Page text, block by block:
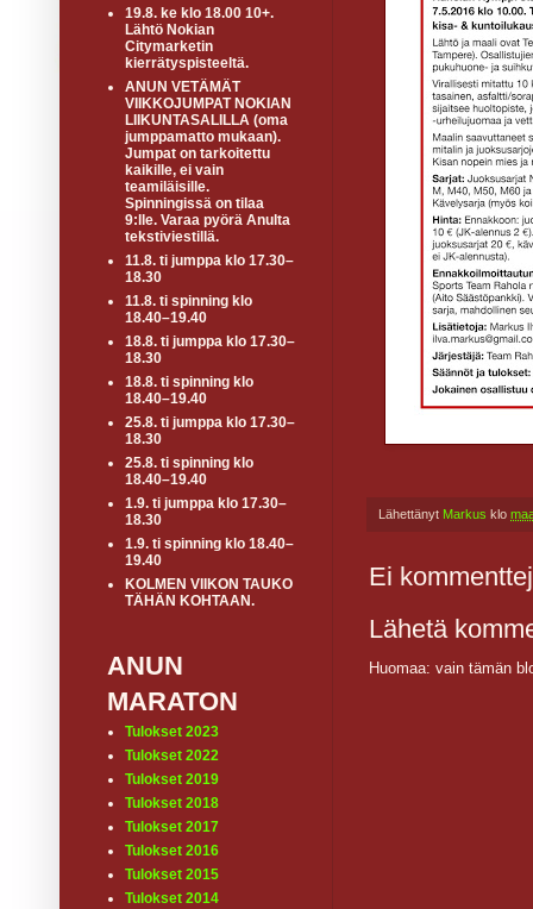
Lähettänyt Markus klo
Ei
Lähetä
Huomaa: vain tämän
19.8. ke klo 18.00 10+.
Lähtö Nokian
Citymarketin
kierrätyspisteeltä.
ANUN VETÄMÄT
VIIKKOJUMPAT NOKIAN
LIIKUNTASALILLA (oma
jumppamatto mukaan).
Jumpat on tarkoitettu
kaikille, ei vain
teamiläisille.
Spinningissä on tilaa
9:lle. Varaa pyörä Anulta
tekstiviestillä.
11.8. ti jumppa klo 17.30–
18.30
11.8. ti spinning klo
18.40–19.40
18.8. ti jumppa klo 17.30–
18.30
18.8. ti spinning klo
18.40–19.40
25.8. ti jumppa klo 17.30–
18.30
25.8. ti spinning klo
18.40–19.40
1.9. ti jumppa klo 17.30–
18.30
1.9. ti spinning klo 18.40–
19.40
KOLMEN VIIKON TAUKO
TÄHÄN KOHTAAN.
ANUN
MARATON
Tulokset 2023
Tulokset 2022
Tulokset 2019
Tulokset 2018
Tulokset 2017
Tulokset 2016
Tulokset 2015
Tulokset 2014